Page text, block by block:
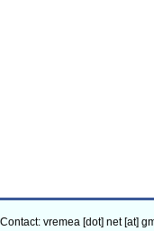
Contact: vremea [dot] net [at]